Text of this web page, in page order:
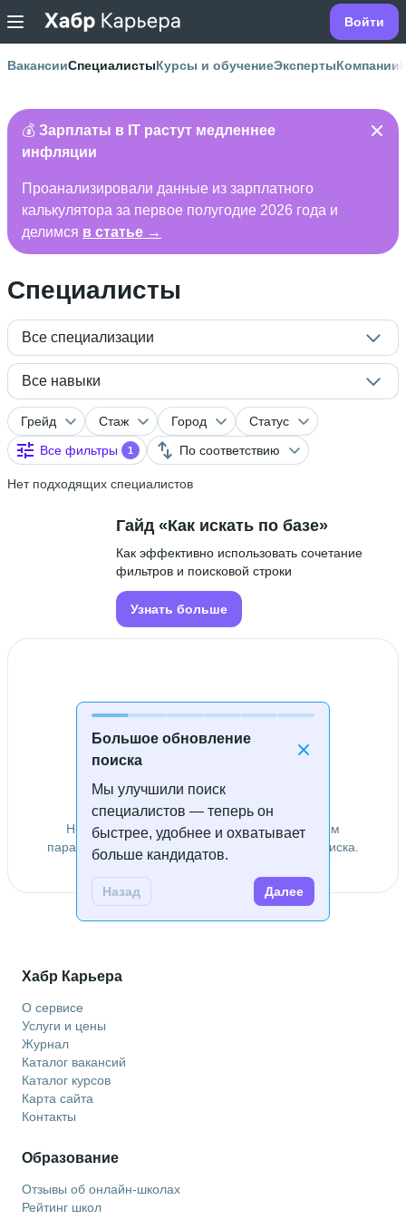
Войти
ВакансииСпециалистыКурсы и обучениеЭкспертыКомпании
💰 Зарплаты в IT растут медленнее
инфляции
Проанализировали данные из зарплатного
калькулятора за первое полугодие 2026 года и
делимся в статье →
Специалисты
Все специализации
Все навыки
Грейд Стаж Город
Статус
Все фильтры
1 По соответствию
Нет подходящих специалистов
Большое обновление
поиска
Мы улучшили поиск
специалистов — теперь он
быстрее, удобнее и охватывает
больше кандидатов.
Назад Далее
Гайд «Как искать по базе»
Как эффективно использовать сочетание
фильтров и поисковой строки
Узнать больше
Специалисты не найдены
Не удалось найти специалистов по заданным
параметрам. Попробуйте изменить условия поиска.
Хабр Карьера
О сервисе
Услуги и цены
Журнал
Каталог вакансий
Каталог курсов
Карта сайта
Контакты
Образование
Отзывы об онлайн-школах
Рейтинг школ